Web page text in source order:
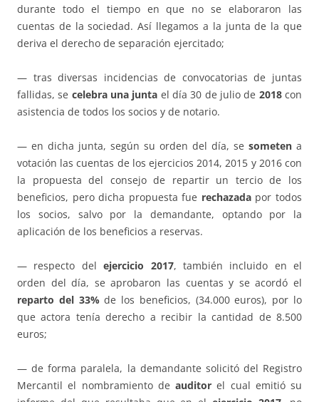
durante todo el tiempo en que no se elaboraron las
cuentas de la sociedad. Así llegamos a la junta de la que
deriva el derecho de separación ejercitado;
— tras diversas incidencias de convocatorias de juntas
fallidas, se celebra una junta el día 30 de julio de 2018con
asistencia de todos los socios y de notario.
— en dicha junta, según su orden del día, se someten a
votación las cuentas de los ejercicios 2014, 2015 y 2016 con
la propuesta del consejo de repartir un tercio de los
beneficios, pero dicha propuesta fue rechazadapor todos
los socios, salvo por la demandante, optando por la
aplicación de los beneficios a reservas.
— respecto delejercicio 2017, también incluido en el
orden del día, se aprobaron las cuentas y se acordó el
reparto del 33%de los beneficios, (34.000 euros), por lo
que actora tenía derecho a recibir la cantidad de 8.500
euros;
— de forma paralela, la demandante solicitó del Registro
Mercantil el nombramiento de auditor el cual emitió su